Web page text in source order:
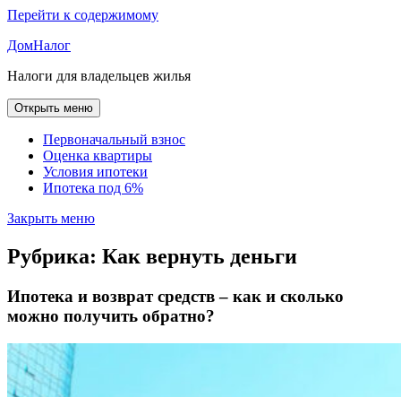
Перейти к содержимому
ДомНалог
Налоги для владельцев жилья
Открыть меню
Первоначальный взнос
Оценка квартиры
Условия ипотеки
Ипотека под 6%
Закрыть меню
Рубрика: Как вернуть деньги
Ипотека и возврат средств – как и сколько
можно получить обратно?